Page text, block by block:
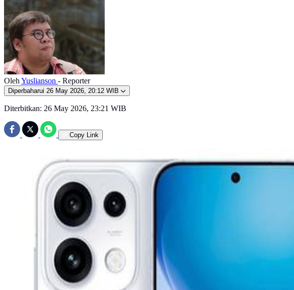
Oleh Yuslianson - Reporter
Diperbaharui 26 May 2026, 20:12 WIB
Diterbitkan: 26 May 2026, 23:21 WIB
Copy Link